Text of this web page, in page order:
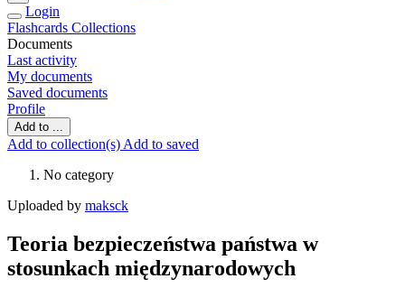
Login
Flashcards Collections
Documents
Last activity
My documents
Saved documents
Profile
Add to ...
Add to collection(s) Add to saved
No category
Uploaded by maksck
Teoria bezpieczeństwa państwa w
stosunkach międzynarodowych